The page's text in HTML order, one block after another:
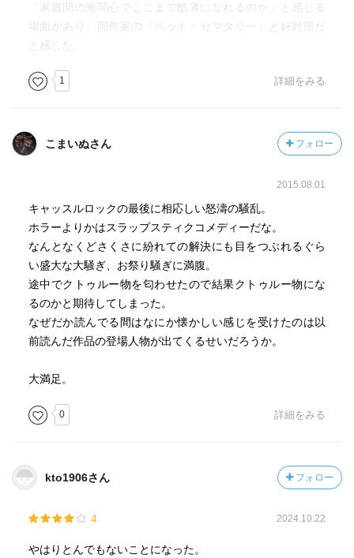
「家族間の無関心でここまで酷薄になれるのか」と感じる
場面があり、同作家の『ペット・セマタリー』と好対照だ
と感じた。
1 詳細をみる
こまいぬさん フォロー
2015.08.01
キャッスルロックの最後に相応しい怒濤の騒乱。
ホラーよりかはスラップスティクコメディーだな。
なんとなくどさくさに紛れての解決にも目をつぶれるぐら
い盛大な大騒ぎ、お祭り騒ぎに満腹。
途中でクトゥルー物を匂わせたので結果クトゥルー物にな
るのかと期待してしまった。
なぜだか読んでる間はなにか懐かしい感じを受けたのは以
前読んだ作品の登場人物が出てくるせいだろうか。
大満足。
0 詳細をみる
kto1906さん フォロー
4 2024.10.22
やはりとんでもないことになった。